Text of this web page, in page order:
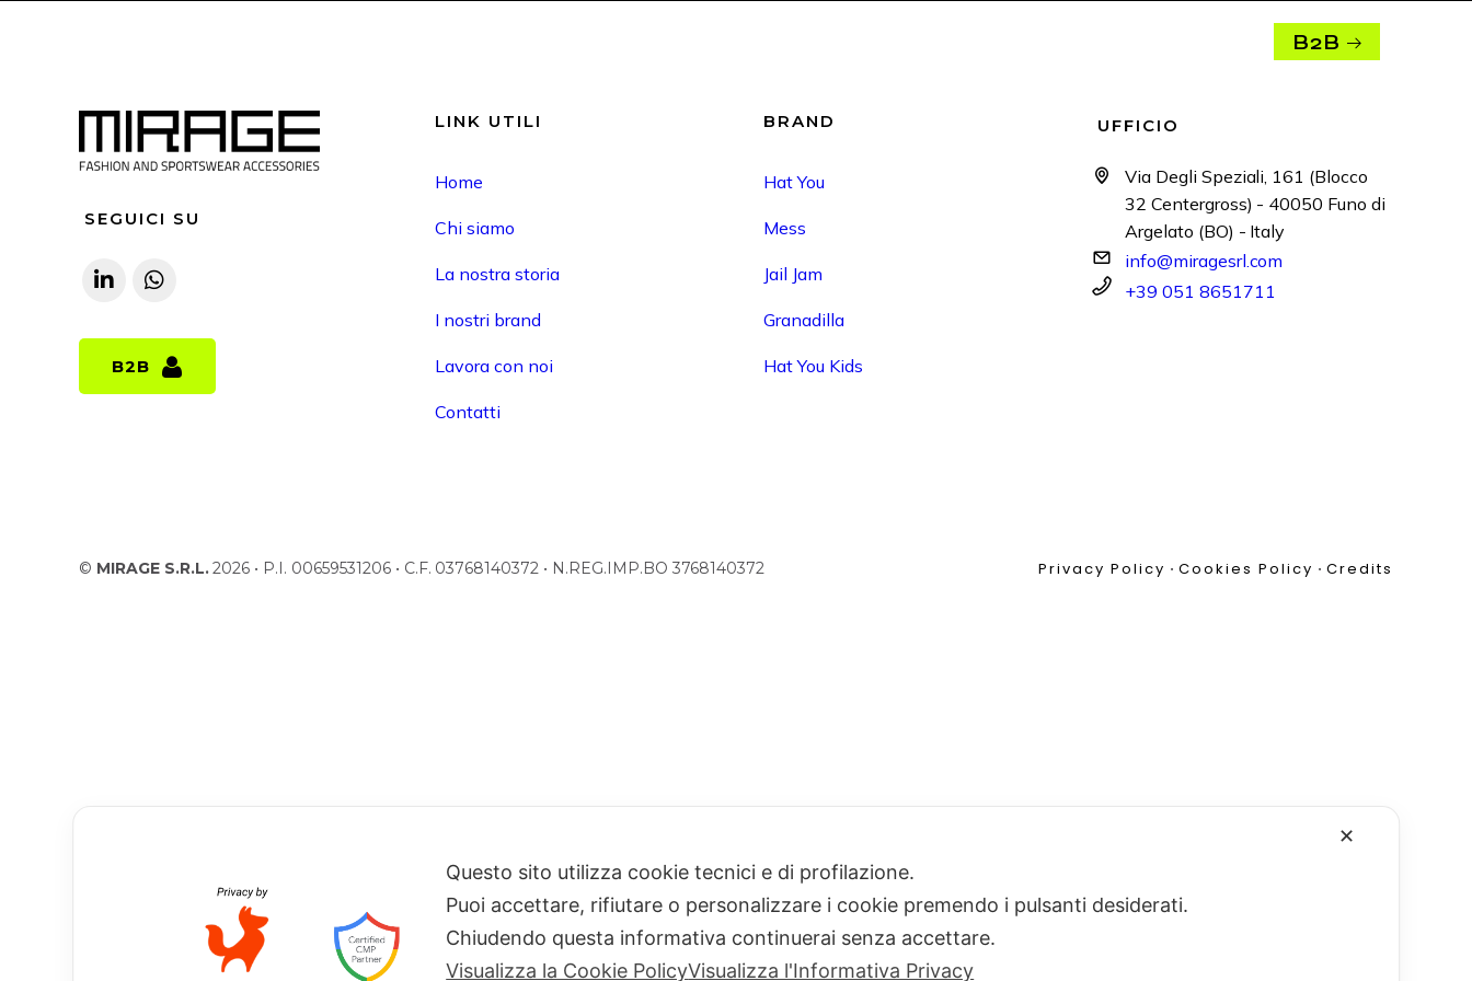
B2B
SEGUICI SU
B2B
B2B
LINK UTILI
Home
Chi siamo
La nostra storia
I nostri brand
Lavora con noi
Contatti
BRAND
Hat You
Mess
Jail Jam
Granadilla
Hat You Kids
UFFICIO
Via Degli Speziali, 161 (Blocco
32 Centergross) - 40050 Funo di
Argelato (BO) - Italy
info@miragesrl.com
+39 051 8651711
© MIRAGE S.R.L.2026 • P.I. 00659531206 • C.F. 03768140372 • N.REG.IMP.BO 3768140372 Privacy Policy •Cookies Policy • Credits
✕
Questo sito utilizza cookie tecnici e di profilazione.
Puoi accettare, rifiutare o personalizzare i cookie premendo i pulsanti desiderati.
Chiudendo questa informativa continuerai senza accettare.
Visualizza la Cookie PolicyVisualizza l'Informativa Privacy